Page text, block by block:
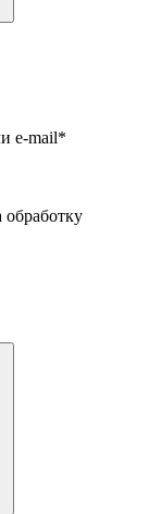
e-mail*
обработку